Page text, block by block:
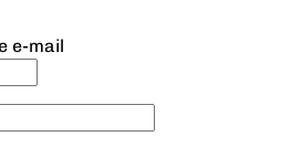
e-mail